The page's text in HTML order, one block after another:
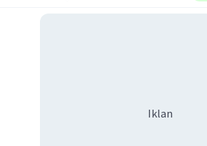
Iklan